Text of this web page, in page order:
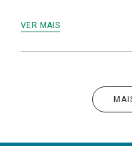
VER MAIS